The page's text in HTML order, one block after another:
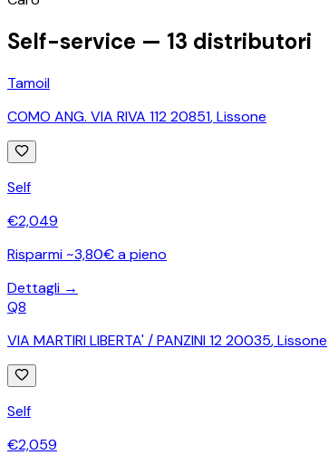
Self-service — 13 distributori
Tamoil
COMO ANG. VIA RIVA 112 20851,Lissone
Self
€2,049
Risparmi ~3,80€ a pieno
Dettagli →
Q8
VIA MARTIRI LIBERTA' / PANZINI 12 20035,Lissone
Self
€2,059